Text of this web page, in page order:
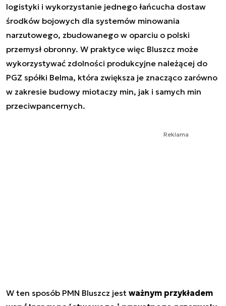
logistyki i wykorzystanie jednego łańcucha dostaw
środków bojowych dla systemów minowania
narzutowego, zbudowanego w oparciu o polski
przemysł obronny. W praktyce więc Bluszcz może
wykorzystywać zdolności produkcyjne należącej do
PGZ spółki Belma, która zwiększa je znacząco zarówno
w zakresie budowy miotaczy min, jak i samych min
przeciwpancernych.
Reklama
W ten sposób PMN Bluszcz jest ważnym przykładem